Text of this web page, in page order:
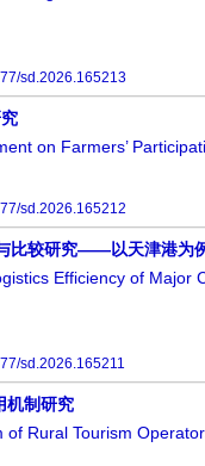
sd.2026.165213
on Farmers’
sd.2026.165212
比较研究——以天津港为
Efficiency of
sd.2026.165211
机制研究
Rural Tourism